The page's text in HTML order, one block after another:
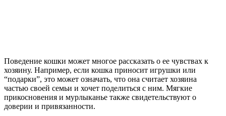
Поведение кошки может многое рассказать о ее чувствах к
хозяину. Например, если кошка приносит игрушки или
“подарки”, это может означать, что она считает хозяина
частью своей семьи и хочет поделиться с ним. Мягкие
прикосновения и мурлыканье также свидетельствуют о
доверии и привязанности.